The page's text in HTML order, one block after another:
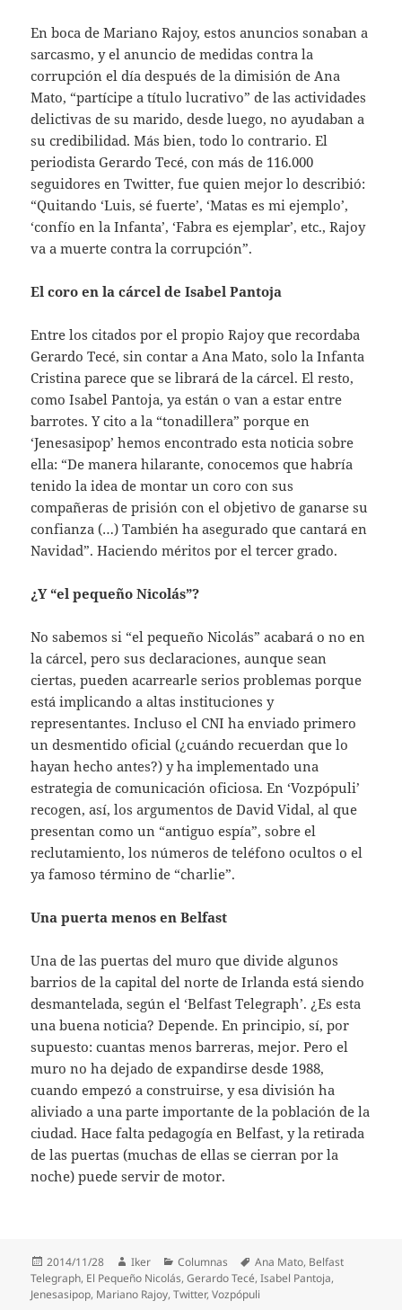
En boca de Mariano Rajoy, estos anuncios sonaban a
sarcasmo, y el anuncio de medidas contra la
corrupción el día después de la dimisión de Ana
Mato, “partícipe a título lucrativo” de las actividades
delictivas de su marido, desde luego, no ayudaban a
su credibilidad. Más bien, todo lo contrario. El
periodista Gerardo Tecé, con más de 116.000
seguidores en Twitter, fue quien mejor lo describió:
“Quitando ‘Luis, sé fuerte’, ‘Matas es mi ejemplo’,
‘confío en la Infanta’, ‘Fabra es ejemplar’, etc., Rajoy
va a muerte contra la corrupción”.
El coro en la cárcel de Isabel Pantoja
Entre los citados por el propio Rajoy que recordaba
Gerardo Tecé, sin contar a Ana Mato, solo la Infanta
Cristina parece que se librará de la cárcel. El resto,
como Isabel Pantoja, ya están o van a estar entre
barrotes. Y cito a la “tonadillera” porque en
‘Jenesasipop’ hemos encontrado esta noticia sobre
ella: “De manera hilarante, conocemos que habría
tenido la idea de montar un coro con sus
compañeras de prisión con el objetivo de ganarse su
confianza (…) También ha asegurado que cantará en
Navidad”. Haciendo méritos por el tercer grado.
¿Y “el pequeño Nicolás”?
No sabemos si “el pequeño Nicolás” acabará o no en
la cárcel, pero sus declaraciones, aunque sean
ciertas, pueden acarrearle serios problemas porque
está implicando a altas instituciones y
representantes. Incluso el CNI ha enviado primero
un desmentido oficial (¿cuándo recuerdan que lo
hayan hecho antes?) y ha implementado una
estrategia de comunicación oficiosa. En ‘Vozpópuli’
recogen, así, los argumentos de David Vidal, al que
presentan como un “antiguo espía”, sobre el
reclutamiento, los números de teléfono ocultos o el
ya famoso término de “charlie”.
Una puerta menos en Belfast
Una de las puertas del muro que divide algunos
barrios de la capital del norte de Irlanda está siendo
desmantelada, según el ‘Belfast Telegraph’. ¿Es esta
una buena noticia? Depende. En principio, sí, por
supuesto: cuantas menos barreras, mejor. Pero el
muro no ha dejado de expandirse desde 1988,
cuando empezó a construirse, y esa división ha
aliviado a una parte importante de la población de la
ciudad. Hace falta pedagogía en Belfast, y la retirada
de las puertas (muchas de ellas se cierran por la
noche) puede servir de motor.
Publicado
el
2014/11/28 Autor
Iker Categorías
Columnas Etiquetas
Ana Mato, Belfast
Telegraph, El Pequeño Nicolás,Gerardo Tecé,Isabel Pantoja,
Jenesasipop, Mariano Rajoy,Twitter,Vozpópuli